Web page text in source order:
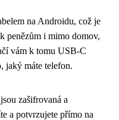
na Androidu, což je
penězům i mimo domov,
vám k tomu USB-C
jaký máte telefon.
zašifrovaná a
a potvrzujete přímo na